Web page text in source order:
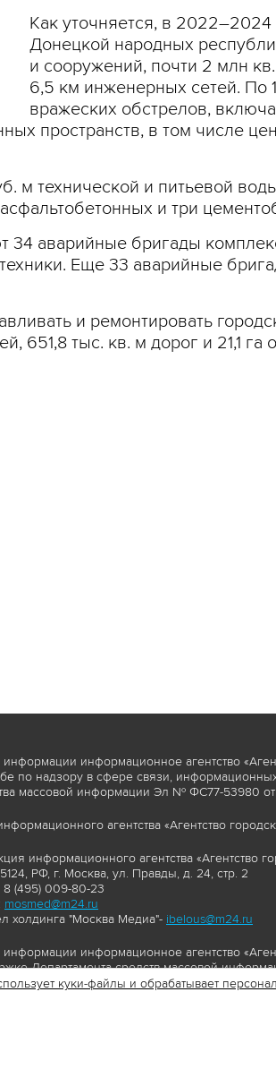
Как уточняется, в
Донецкой народных
и сооружений, почти 2 млн
6,5 км инженерных сетей. По
вражеских обстрелов,
пространств, в том числе
м технической и питьевой
и три
34 аварийные бригады
Еще 33 аварийные
и ремонтировать
651,8 тыс. кв. м дорог и 21,1
информационное агентство
по надзору в сфере связи,
массовой информации Эл № ФС77-53980
агентства «Агентство
информационного агентства «Агентство
РФ, г. Москва, ул. Правды, д. 24, стр. 2
(495) 009-80-23
mosmed@m24.ru
холдинга "Москва Медиа"- ibelous@m24.ru
информационное агентство
Департамента средств массовой
содержит материалы, товарные
куки-файлы и обрабатывает